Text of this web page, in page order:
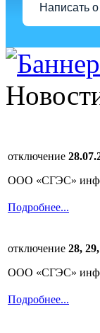
Написать
отключение
ООО «СГЭС»
Подробнее...
отключение 28,
ООО «СГЭС»
Подробнее...